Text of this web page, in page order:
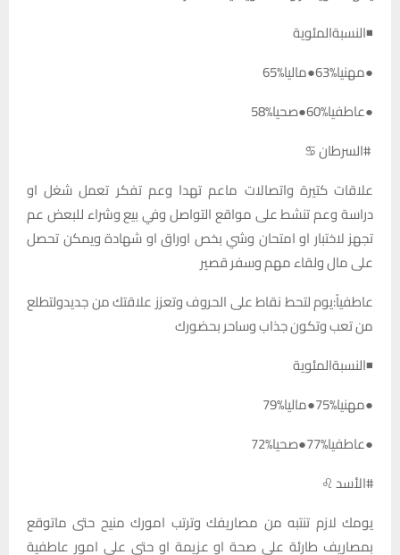
◾النسبةالمئوية
●مهنيا%63●ماليا%65
●عاطفيا%60●صحيا%58
#السرطان ♋
علاقات كتيرة واتصالات ماعم تهدا وعم تفكر تعمل شغل او
دراسة وعم تنشط على مواقع التواصل وفي بيع وشراء للبعض عم
تجهز لاختبار او امتحان وشي بخص اوراق او شهادة ويمكن تحصل
على مال ولقاء مهم وسفر قصير
عاطفياً:يوم لتحط نقاط على الحروف وتعزز علاقتك من جديدولتطلع
من تعب وتكون جذاب وساحر بحضورك
◾النسبةالمئوية
●مهنيا%75●ماليا%79
●عاطفيا%77●صحيا%72
#الأسد ♌
يومك لازم تنتبه من مصاريفك وترتب امورك منيح حتى ماتوقع
بمصاريف طارئة على صحة او عزيمة او حتى على امور عاطفية